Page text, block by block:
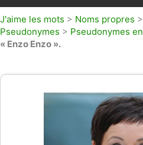
J'aime les mots > Noms propres >
Pseudonymes > Pseudonymes
« Enzo Enzo ».